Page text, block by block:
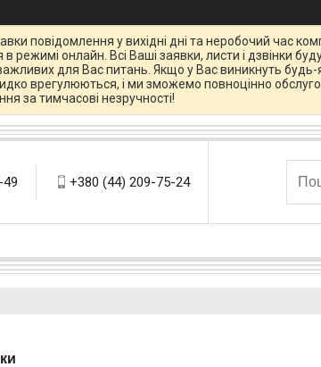
повідомлення у вихідні дні та неробочий час
онлайн. Всі Ваші заявки, листи і дзвінки
для Вас питань. Якщо у Вас виникнуть будь-
врегулюються, і ми зможемо повноцінно
за тимчасові незручності!
+380 (44) 209-75-24